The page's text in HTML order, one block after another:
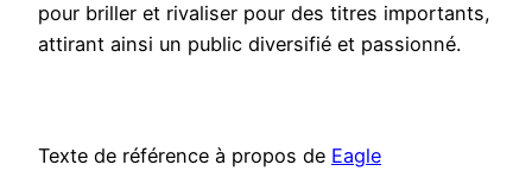
pour briller et rivaliser pour des titres importants,
attirant ainsi un public diversifié et passionné.
Texte de référence à propos de Eagle